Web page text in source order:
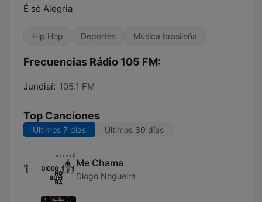
É só Alegria
Hip Hop Deportes Música brasileña
Frecuencias Rádio 105 FM:
Jundiaí: 105.1 FM
Top Canciones
Últimos 7 días Últimos 30 días
1 Me Chama
Diogo Nogueira